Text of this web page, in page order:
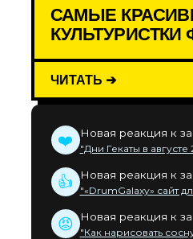
САМЫЕ
КУЛЬТУРИСТКИ
ЧИТАТЬ ➔
❤️ Новая реакция к
"Дни Гекаты в
👍 Новая реакция к
"«DrumGalaxy» сайт
😡 Новая реакция к
"Как нарисовать